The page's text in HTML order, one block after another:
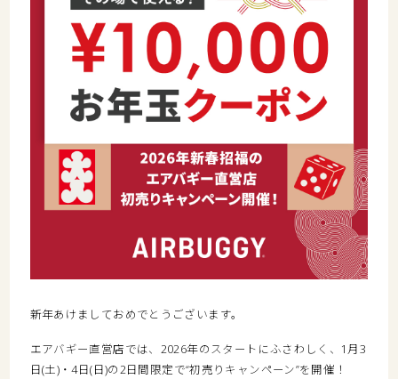
新年あけましておめでとうございます。
エアバギー直営店では、2026年のスタートにふさわしく、1月3
日(土)・4日(日)の2日間限定で“初売りキャンペーン”を開催！